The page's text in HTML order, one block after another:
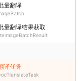
量翻译
量翻译结果获取
译任务